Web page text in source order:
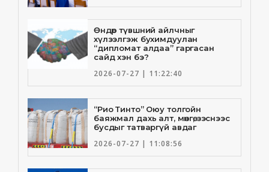
Өндөр түвшний айлчныг
хүлээлгэж бухимдуулан
“дипломат алдаа” гаргасан
сайд хэн бэ?
2026-07-27 | 11:22:40
“Рио Тинто” Оюу толгойн
баяжмал дахь алт, мөнгө, зэснээс
бусдыг татваргүй авдаг
2026-07-27 | 11:08:56